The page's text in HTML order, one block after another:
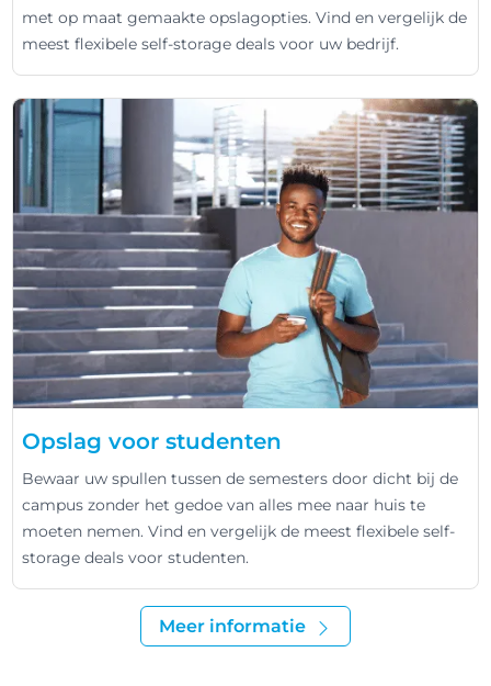
met op maat gemaakte opslagopties. Vind en vergelijk de
meest flexibele self-storage deals voor uw bedrijf.
Opslag voor studenten
Bewaar uw spullen tussen de semesters door dicht bij de
campus zonder het gedoe van alles mee naar huis te
moeten nemen. Vind en vergelijk de meest flexibele self-
storage deals voor studenten.
Meer informatie